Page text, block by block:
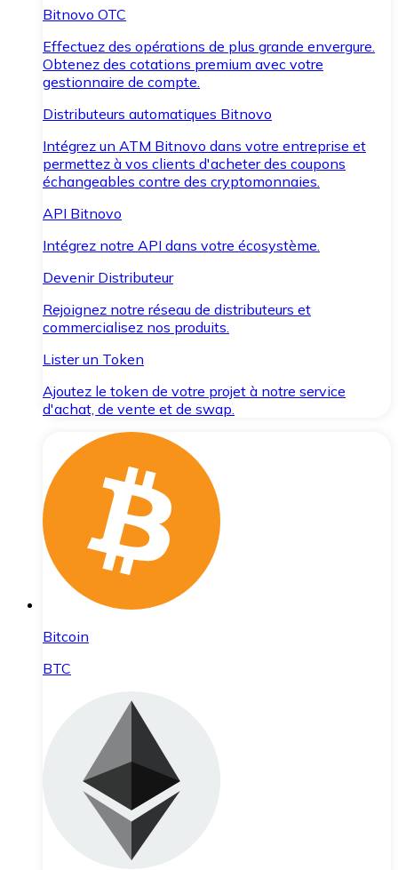
Bitnovo OTC
Effectuez des opérations de plus grande envergure.
Obtenez des cotations premium avec votre
gestionnaire de compte.
Distributeurs automatiques Bitnovo
Intégrez un ATM Bitnovo dans votre entreprise et
permettez à vos clients d'acheter des coupons
échangeables contre des cryptomonnaies.
API Bitnovo
Intégrez notre API dans votre écosystème.
Devenir Distributeur
Rejoignez notre réseau de distributeurs et
commercialisez nos produits.
Lister un Token
Ajoutez le token de votre projet à notre service
d'achat, de vente et de swap.
Bitcoin
BTC